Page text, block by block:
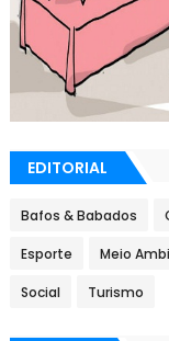
EDITORIAL
Bafos & Babados
Esporte Meio
Social Turismo